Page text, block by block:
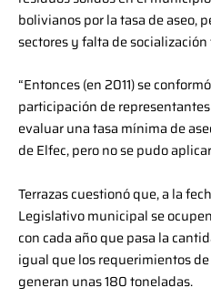
bolivianos por la tasa de aseo,
sectores y falta de
“Entonces (en 2011) se
participación de
evaluar una tasa mínima de
de Elfec, pero no se pudo
Terrazas cuestionó que, a la
Legislativo municipal se
con cada año que pasa la
igual que los requerimientos
generan unas 180 toneladas.